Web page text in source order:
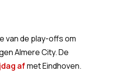
van de play-offs om
Almere City. De
afmet Eindhoven.